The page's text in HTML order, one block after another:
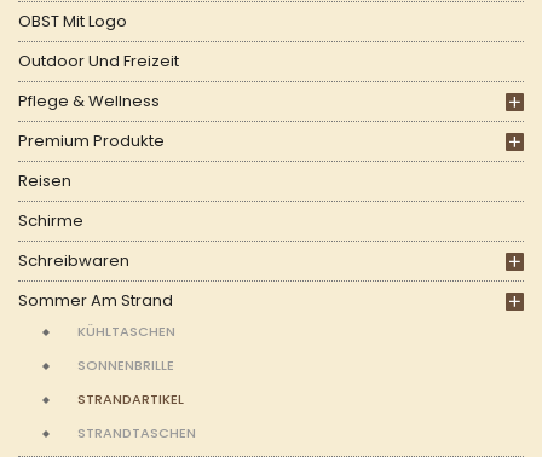
OBST Mit Logo
Outdoor Und Freizeit
Pflege & Wellness
Premium Produkte
Reisen
Schirme
Schreibwaren
Sommer Am Strand
KÜHLTASCHEN
SONNENBRILLE
STRANDARTIKEL
STRANDTASCHEN